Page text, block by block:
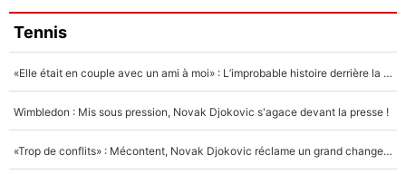
Tennis
«Elle était en couple avec un ami à moi» : L’improbable histoire derrière la «seule relation longue» de Novak Djokovic
Wimbledon : Mis sous pression, Novak Djokovic s'agace devant la presse !
«Trop de conflits» : Mécontent, Novak Djokovic réclame un grand changement !